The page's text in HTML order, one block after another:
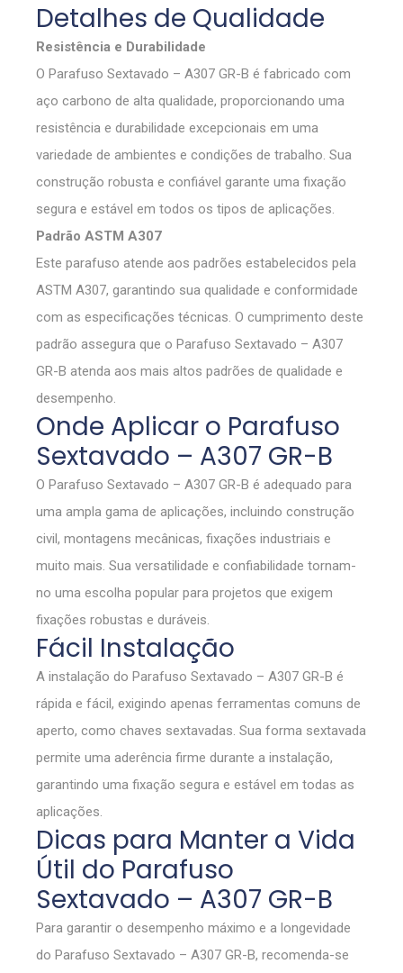
Detalhes de Qualidade
Resistência e Durabilidade
O Parafuso Sextavado – A307 GR-B é fabricado com
aço carbono de alta qualidade, proporcionando uma
resistência e durabilidade excepcionais em uma
variedade de ambientes e condições de trabalho. Sua
construção robusta e confiável garante uma fixação
segura e estável em todos os tipos de aplicações.
Padrão ASTM A307
Este parafuso atende aos padrões estabelecidos pela
ASTM A307, garantindo sua qualidade e conformidade
com as especificações técnicas. O cumprimento deste
padrão assegura que o Parafuso Sextavado – A307
GR-B atenda aos mais altos padrões de qualidade e
desempenho.
Onde Aplicar o Parafuso
Sextavado – A307 GR-B
O Parafuso Sextavado – A307 GR-B é adequado para
uma ampla gama de aplicações, incluindo construção
civil, montagens mecânicas, fixações industriais e
muito mais. Sua versatilidade e confiabilidade tornam-
no uma escolha popular para projetos que exigem
fixações robustas e duráveis.
Fácil Instalação
A instalação do Parafuso Sextavado – A307 GR-B é
rápida e fácil, exigindo apenas ferramentas comuns de
aperto, como chaves sextavadas. Sua forma sextavada
permite uma aderência firme durante a instalação,
garantindo uma fixação segura e estável em todas as
aplicações.
Dicas para Manter a Vida
Útil do Parafuso
Sextavado – A307 GR-B
Para garantir o desempenho máximo e a longevidade
do Parafuso Sextavado – A307 GR-B, recomenda-se